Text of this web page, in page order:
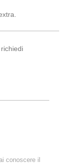
conoscere il